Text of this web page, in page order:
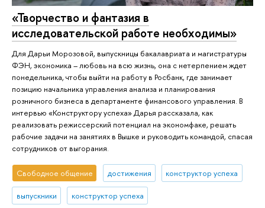
«Творчество и фантазия в
исследовательской работе необходимы»
Для Дарьи Морозовой, выпускницы бакалавриата и магистратуры
ФЭН, экономика – любовь на всю жизнь, она с нетерпением ждет
понедельника, чтобы выйти на работу в Росбанк, где занимает
позицию начальника управления анализа и планирования
розничного бизнеса в департаменте финансового управления. В
интервью «Конструктору успеха» Дарья рассказала, как
реализовать режиссерский потенциал на экономфаке, решать
рабочие задачи на занятиях в Вышке и руководить командой, спасая
сотрудников от выгорания.
Свободное общение достижения конструктор успеха
выпускники
конструктор успеха